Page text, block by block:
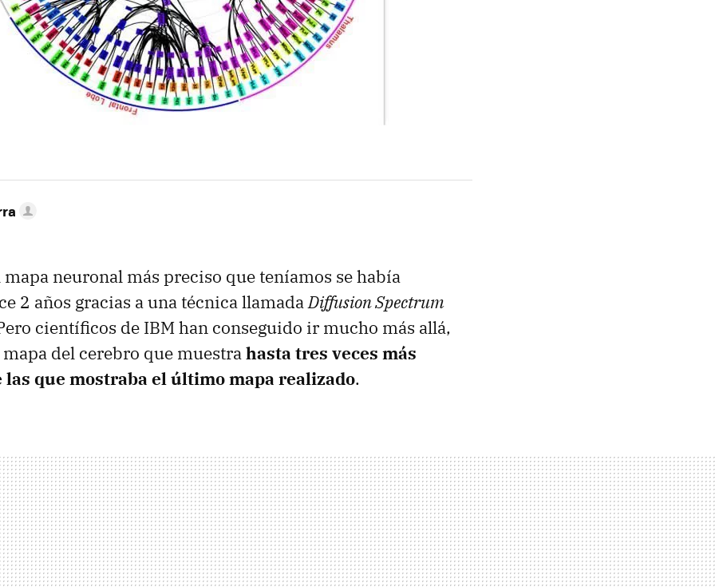
mapa neuronal más preciso que teníamos se había
2 años gracias a una técnica llamadaDiffusion Spectrum
científicos de IBMhan conseguido ir mucho más allá,
del cerebro que muestrahasta tres veces más
las que mostraba el último mapa realizado.